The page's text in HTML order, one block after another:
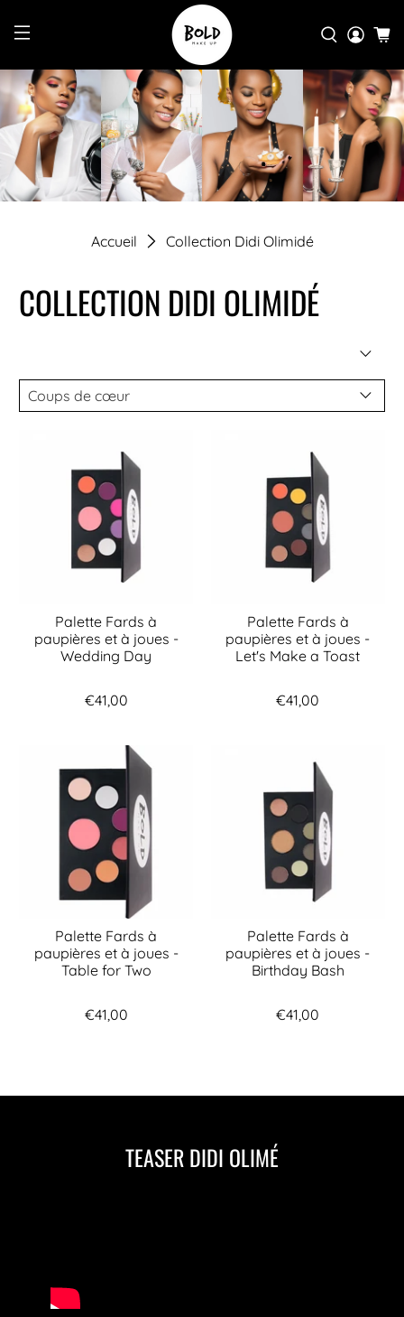
Accueil Collection Didi Olimidé
COLLECTION DIDI OLIMIDÉ
Palette Fards à
paupières et à joues -
Wedding Day
€41,00
Palette Fards à
paupières et à joues -
Let's Make a Toast
€41,00
Palette Fards à
paupières et à joues -
Table for Two
€41,00
Palette Fards à
paupières et à joues -
Birthday Bash
€41,00
TEASER DIDI OLIMÉ